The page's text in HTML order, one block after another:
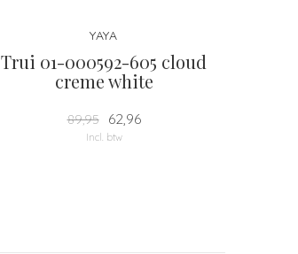
YAYA
Trui 01-000592-605 cloud
creme white
89,95 62,96
Incl. btw